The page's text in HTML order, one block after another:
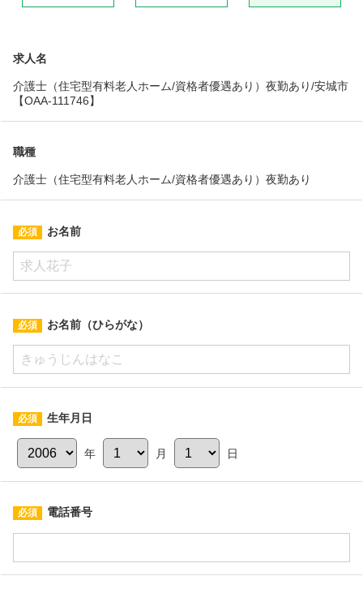
求人名
介護士（住宅型有料老人ホーム/資格者優遇あり）夜勤あり/安城市
【OAA-111746】
職種
介護士（住宅型有料老人ホーム/資格者優遇あり）夜勤あり
お名前
お名前（ひらがな）
生年月日
年 月 日
電話番号